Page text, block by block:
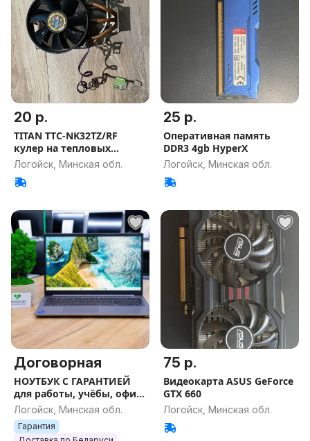
20 р.
TITAN TTC-NK32TZ/RF
кулер на тепловых
трубках
Логойск, Минская обл.
25 р.
Оперативная память
DDR3 4gb HyperX
Логойск, Минская обл.
Договорная
НОУТБУК С ГАРАНТИЕЙ
для работы, учёбы, офиса
и игр
Логойск, Минская обл.
Гарантия
75 р.
Видеокарта ASUS GeForce
GTX 660
Логойск, Минская обл.